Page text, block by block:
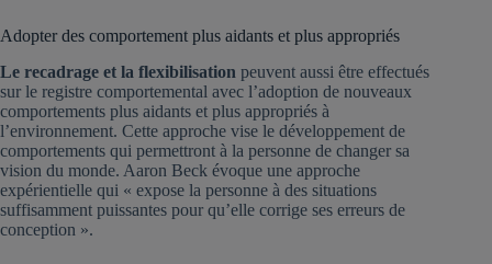
Adopter des comportement plus aidants et plus appropriés
Le recadrage et la flexibilisation peuvent aussi être effectués
sur le registre comportemental avec l’adoption de nouveaux
comportements plus aidants et plus appropriés à
l’environnement. Cette approche vise le développement de
comportements qui permettront à la personne de changer sa
vision du monde. Aaron Beck évoque une approche
expérientielle qui « expose la personne à des situations
suffisamment puissantes pour qu’elle corrige ses erreurs de
conception ».